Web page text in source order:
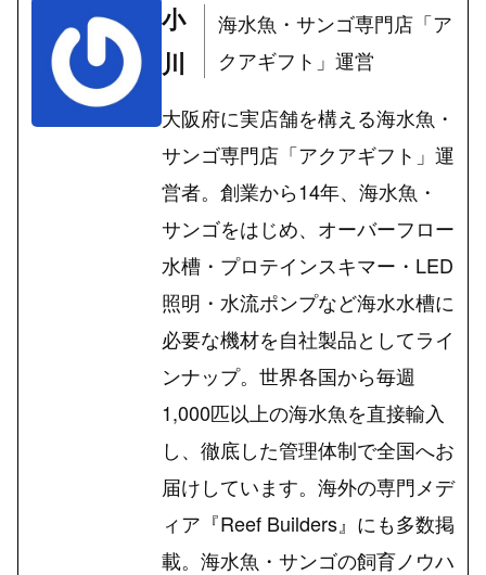
小
川
海水魚・サンゴ専門店「ア
クアギフト」運営
大阪府に実店舗を構える海水魚・
サンゴ専門店「アクアギフト」運
営者。創業から14年、海水魚・
サンゴをはじめ、オーバーフロー
水槽・プロテインスキマー・LED
照明・水流ポンプなど海水水槽に
必要な機材を自社製品としてライ
ンナップ。世界各国から毎週
1,000匹以上の海水魚を直接輸入
し、徹底した管理体制で全国へお
届けしています。海外の専門メデ
ィア『Reef Builders』にも多数掲
載。海水魚・サンゴの飼育ノウハ